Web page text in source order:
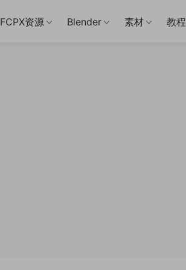
FCPX资源 Blender 素材 教程